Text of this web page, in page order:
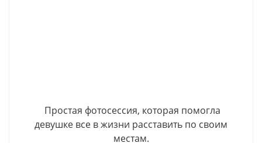
Простая фотосессия, которая помогла
девушке все в жизни расставить по своим
местам.